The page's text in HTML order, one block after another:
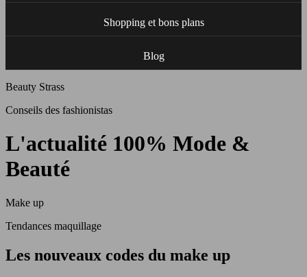
Shopping et bons plans
Blog
Beauty Strass
Conseils des fashionistas
L'actualité 100% Mode &
Beauté
Make up
Tendances maquillage
Les nouveaux codes du make up